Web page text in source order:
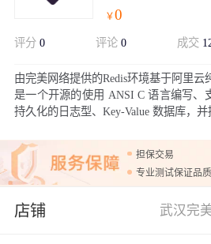
￥0
评分 0 评论 0 成交
由完美网络提供的Redis环境基于阿里云
是一个开源的使用 ANSI C 语言编写、
持久化的日志型、Key-Value 数据库，
担保交易
专业测试保证品质
店铺 武汉完